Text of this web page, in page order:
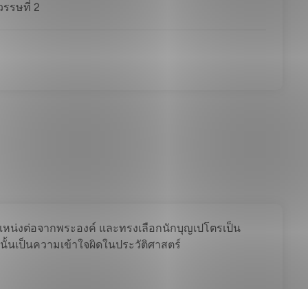
รรษที่ 2
งต่อจากพระองค์ และทรงเลือกนักบุญเปโตรเป็น
เป็นความเข้าใจผิดในประวัติศาสตร์